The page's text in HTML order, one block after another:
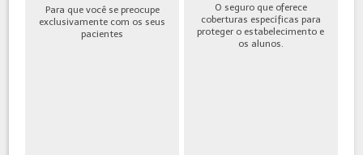
Para que você se preocupe
exclusivamente com os seus
pacientes
O seguro que oferece
coberturas específicas para
proteger o estabelecimento e
os alunos.